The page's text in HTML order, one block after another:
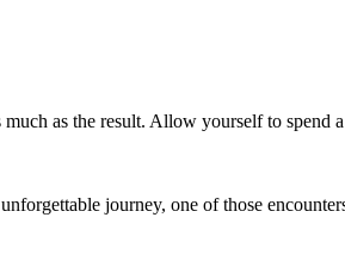
as the result. Allow yourself to spend
journey, one of those